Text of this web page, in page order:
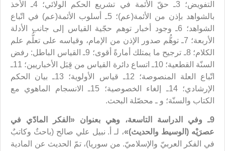
التفويض؛ 3ـ حقّ الأئمة في تشريع الحكم الولائي؛ 4ـ الأخذ
بالشواهد بإذن من الأئمة(عم)؛ 5ـ أسلوب الأئمة(عم) في اتّباع
الشواهد؛ 6ـ وجود أخبار توهم حجّية القياس إلى جانب الأدلة
الأربعة؛ 7ـ توهُّم صدور الإذن من الإمام، وقياسه على تعلُّم علم
الكلام؛ 8ـ ترجيح ما يمتلك أمارةً أقوى؛ 9ـ القياس الباطل: رفض
السنّة القطعية؛ 10ـ اتساع دائرة القياس من قِبَل الأخباريين؛ 11ـ
اتّباع العلة المنصوصة؛ 12ـ قياس الأولوية؛ 13ـ بيان الحكم
الإرشادي؛ 14ـ إلغاء الخصوصية؛ 15ـ الانسجام الماهوي مع
الكتاب والسنّة؛ و ـ محصّلة البحث.
9ـ وفي الدراسة التاسعة، وهي بعنوان « الفكر المادّي
في
عصرَيْه (الوسيط والحديث)»، لـ أ. نبيل علي صالح (باحثٌ وكاتبٌ
في الفكر العربيّ والإسلاميّ. من سوريا)، تمّ الحديث عن المادية